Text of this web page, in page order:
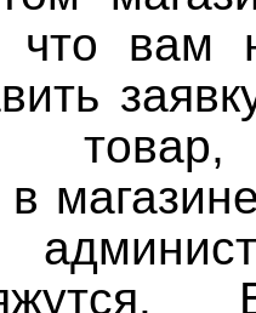
что вам
в